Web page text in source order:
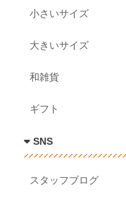
小さいサイズ
大きいサイズ
和雑貨
ギフト
SNS
スタッフブログ